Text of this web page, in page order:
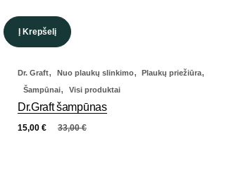
Į Krepšelį
Dr. Graft, Nuo plaukų slinkimo, Plaukų priežiūra,
Šampūnai, Visi produktai
Dr.Graft šampūnas
33,00€
15,00 €